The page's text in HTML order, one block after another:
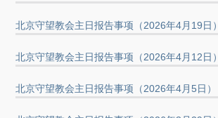
北京守望教会主日报告事项（2026年4月19日）
北京守望教会主日报告事项（2026年4月12日）
北京守望教会主日报告事项（2026年4月5日）